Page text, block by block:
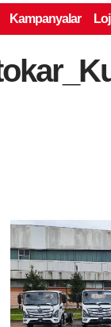
Kampanyalar